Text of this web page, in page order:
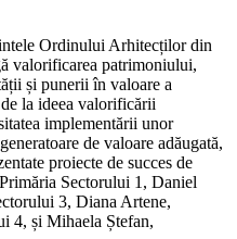
Ordinului Arhitecților din
valorificarea patrimoniului,
și punerii în valoare a
la ideea valorificării
implementării unor
de valoare adăugată,
proiecte de succes de
Sectorului 1, Daniel
3, Diana Artene,
4, și Mihaela Ștefan,